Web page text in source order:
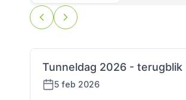
Tunneldag 2026 - terugblik
5 feb 2026